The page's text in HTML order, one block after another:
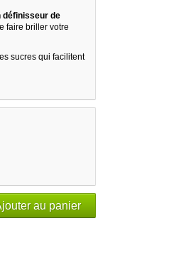
définisseur de
faire briller votre
sucres qui facilitent